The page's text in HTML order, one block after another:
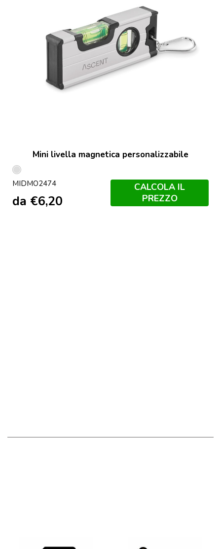
Mini livella magnetica personalizzabile
Argento
MIDMO2474
da €6,20
CALCOLA IL
PREZZO